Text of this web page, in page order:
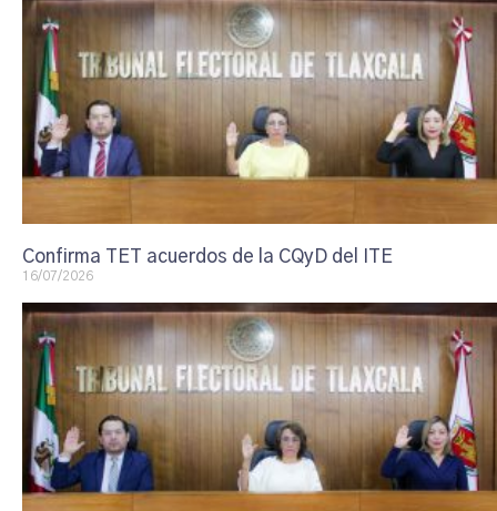
Confirma TET acuerdos de la CQyD del ITE
16/07/2026